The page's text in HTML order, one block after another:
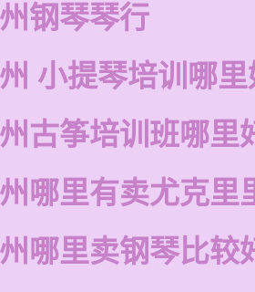
钢琴琴行
小提琴培训哪里
古筝培训班哪里
哪里有卖尤克里
哪里卖钢琴比较